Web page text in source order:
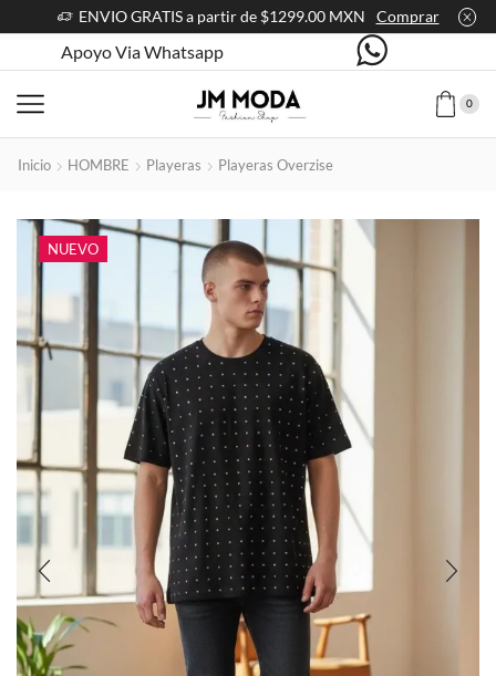
ENVIO GRATIS a partir de $1299.00 MXN Comprar
Apoyo Via Whatsapp
0
Inicio HOMBRE Playeras Playeras Overzise
NUEVO